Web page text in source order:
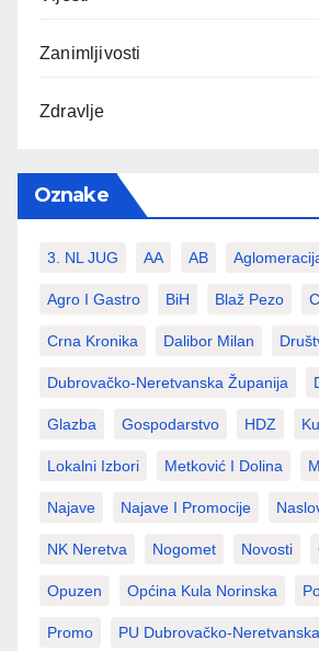
Zanimljivosti
Zdravlje
Oznake
3. NL JUG AA AB
Agro I Gastro BiH Blaž Pezo
Crna Kronika Dalibor Milan
Dubrovačko-Neretvanska Županija
Glazba Gospodarstvo HDZ
Lokalni Izbori Metković I Dolina
Najave Najave I Promocije
NK Neretva Nogomet Novosti
Opuzen Općina Kula Norinska
Promo PU Dubrovačko-Neretvanska